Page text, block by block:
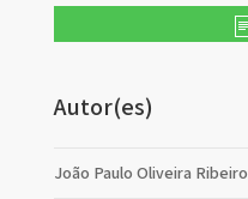
Autor(es)
João Paulo Oliveira Ribeiro